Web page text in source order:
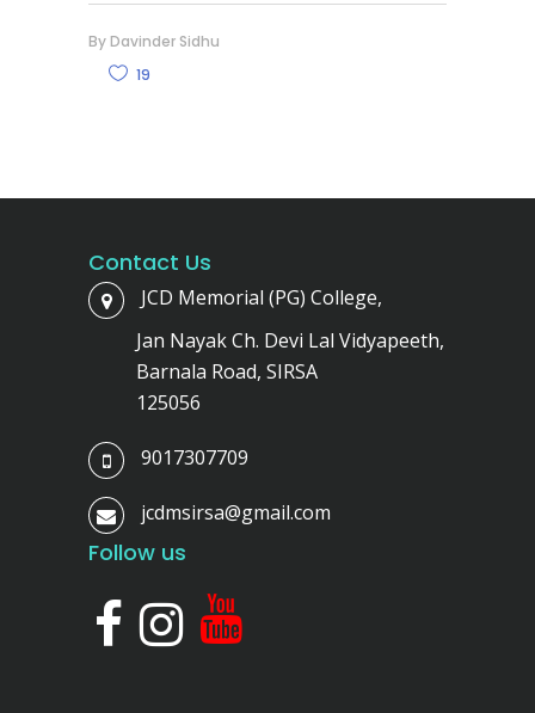
By Davinder Sidhu
19
Contact Us
JCD Memorial (PG) College,
Jan Nayak Ch. Devi Lal Vidyapeeth,
Barnala Road, SIRSA
125056
9017307709
jcdmsirsa@gmail.com
Follow us